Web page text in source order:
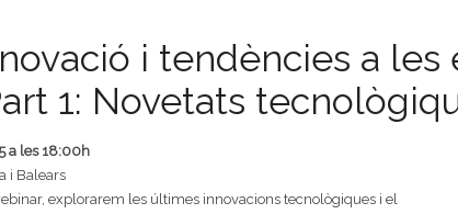
i tendències a
1: Novetats
a les 18:00h
i Balears
explorarem les últimes innovacions tecnològiques i el